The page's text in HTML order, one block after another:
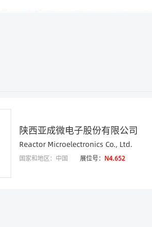
陕西亚成微电子股份有限公司
Reactor Microelectronics Co., Ltd.
国家和地区：中国 展位号： N4.652